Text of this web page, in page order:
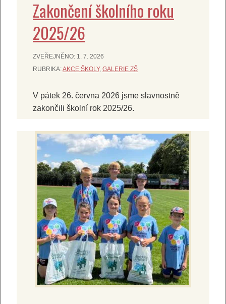
Zakončení školního roku
2025/26
ZVEŘEJNĚNO: 1. 7. 2026
RUBRIKA:AKCE ŠKOLY, GALERIE ZŠ
V pátek 26. června 2026 jsme slavnostně
zakončili školní rok 2025/26.